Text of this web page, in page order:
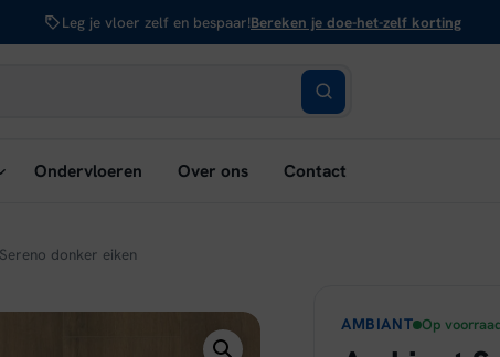
Leg je vloer zelf en bespaar!Bereken je doe-het-zelf korting
Ondervloeren Over ons Contact
donker eiken
AMBIANT Op